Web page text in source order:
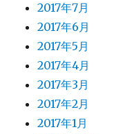
2017年7月
2017年6月
2017年5月
2017年4月
2017年3月
2017年2月
2017年1月